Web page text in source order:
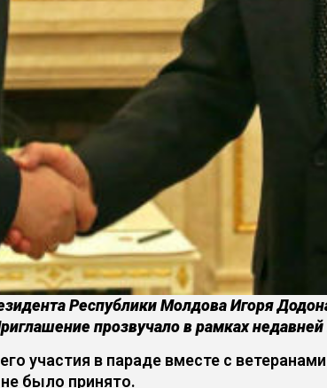
Республики Молдова Игоря
прозвучало в рамках недавней
участия в параде вместе с
было принято.